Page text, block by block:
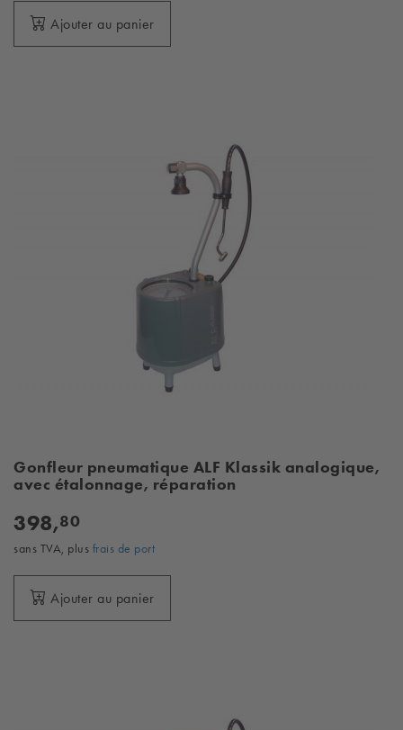
Ajouter au panier
Gonfleur pneumatique ALF Klassik analogique,
avec étalonnage, réparation
398,80
sans TVA, plus frais de port
Ajouter au panier